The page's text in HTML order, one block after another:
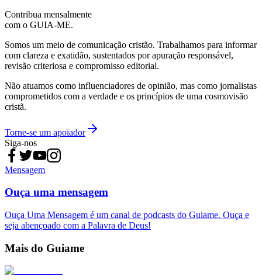
Contribua mensalmente
com o GUIA-ME.
Somos um meio de comunicação cristão. Trabalhamos para informar
com clareza e exatidão, sustentados por apuração responsável,
revisão criteriosa e compromisso editorial.
Não atuamos como influenciadores de opinião, mas como jornalistas
comprometidos com a verdade e os princípios de uma cosmovisão
cristã.
Torne-se um apoiador
Siga-nos
Mensagem
Ouça uma mensagem
Ouça Uma Mensagem é um canal de podcasts do Guiame. Ouça e
seja abençoado com a Palavra de Deus!
Mais do Guiame